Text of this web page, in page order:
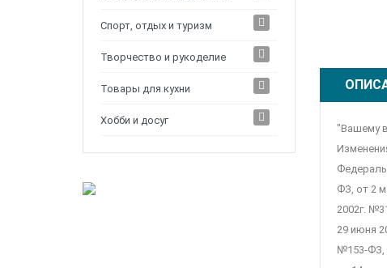
Спорт, отдых и туризм
Творчество и рукоделие
Товары для кухни
Хобби и досуг
"Вашему
ФЗ, от 2
2002г.
29 июня
№153-ФЗ,